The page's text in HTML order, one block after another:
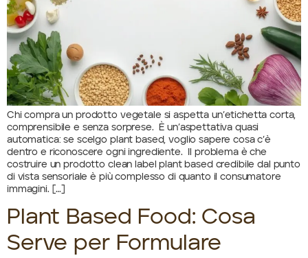
Chi compra un prodotto vegetale si aspetta un’etichetta corta,
comprensibile e senza sorprese. È un’aspettativa quasi
automatica: se scelgo plant based, voglio sapere cosa c’è
dentro e riconoscere ogni ingrediente. Il problema è che
costruire un prodotto clean label plant based credibile dal punto
di vista sensoriale è più complesso di quanto il consumatore
immagini. […]
Plant Based Food: Cosa
Serve per Formulare